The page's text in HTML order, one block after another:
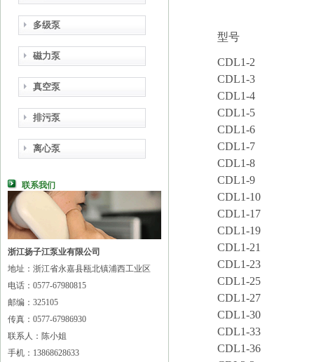
多级泵
磁力泵
真空泵
排污泵
离心泵
联系我们
浙江扬子江泵业有限公司
地址：浙江省永嘉县瓯北镇浦西工业区
电话：0577-67980815
邮编：325105
传真：0577-67986930
联系人：陈小姐
手机：13868628633
型号
CDL1-2
CDL1-3
CDL1-4
CDL1-5
CDL1-6
CDL1-7
CDL1-8
CDL1-9
CDL1-10
CDL1-17
CDL1-19
CDL1-21
CDL1-23
CDL1-25
CDL1-27
CDL1-30
CDL1-33
CDL1-36